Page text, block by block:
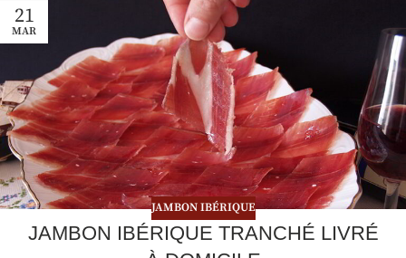
21
MAR
JAMBON IBÉRIQUE
JAMBON IBÉRIQUE TRANCHÉ LIVRÉ